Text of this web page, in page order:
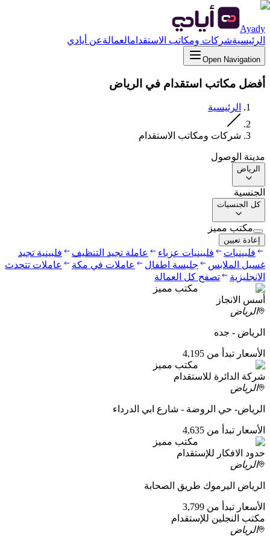
Ayady
الرئيسيةشركات ومكاتب الاستقدامالعمالةعن أيادي
Open Navigation
أفضل مكاتب استقدام في الرياض
الرئيسية
شركات ومكاتب الاستقدام
مدينة الوصول
الرياض
الجنسية
كل الجنسيات
مكتب مميز
إعادة تعيين
فلبينيات فلبينيات عزباء عاملة تجيد التنظيف
فلبينية تجيد
غسيل الملابس
جليسة اطفال عاملات في مكة
عاملات تتحدث
الانجليزية
تصفح كل العمالة
مكتب مميز
أسس الانجاز
الرياض
الرياض - جده
الأسعار تبدأ من 4,195
مكتب مميز
شركة الدائرة للاستقدام
الرياض
الرياض- حي الروضة - شارع ابي الدرداء
الأسعار تبدأ من 4,635
مكتب مميز
حدود الافكار للإستقدام
الرياض
الرياض اليرموك طريق الصحابة
الأسعار تبدأ من 3,799
مكتب النجلين للإستقدام
الرياض